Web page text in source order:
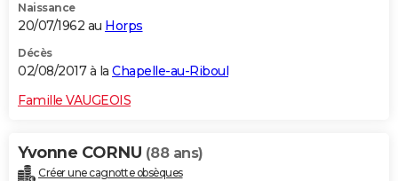
Naissance
20/07/1962 au Horps
Décès
02/08/2017 à la Chapelle-au-Riboul
Famille VAUGEOIS
Yvonne CORNU (88 ans)
Créer une cagnotte obsèques